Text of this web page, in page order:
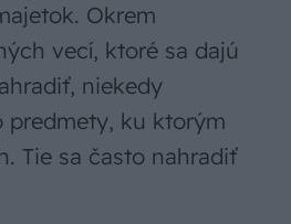
Okrem
vecí, ktoré sa dajú
niekedy
predmety, ku ktorým
Tie sa často nahradiť